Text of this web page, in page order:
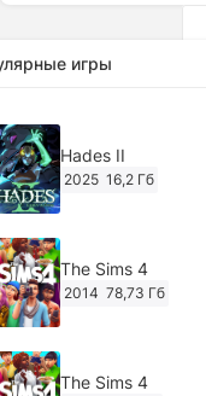
игры
Hades II
2025 16,2 Гб
The Sims 4
2014 78,73 Гб
The Sims 4